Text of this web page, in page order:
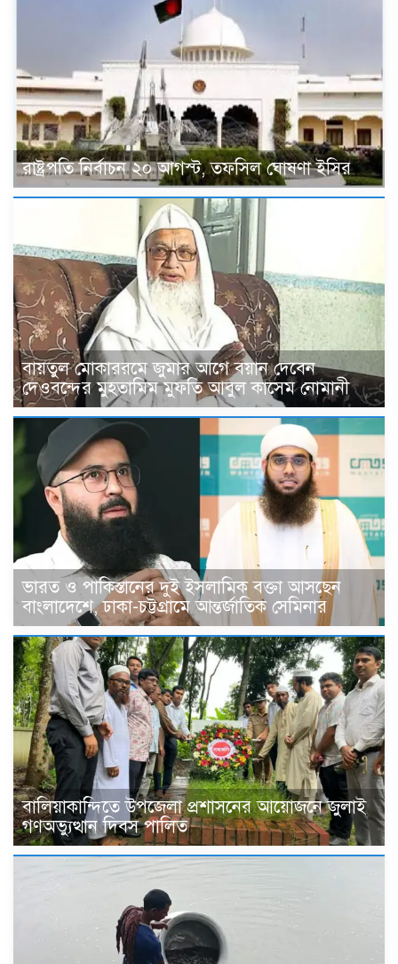
রাষ্ট্রপতি নির্বাচন ২০ আগস্ট, তফসিল ঘোষণা ইসির
বায়তুল মোকাররমে জুমার আগে বয়ান দেবেন
দেওবন্দের মুহতামিম মুফতি আবুল কাসেম নোমানী
ভারত ও পাকিস্তানের দুই ইসলামিক বক্তা আসছেন
বাংলাদেশে, ঢাকা-চট্টগ্রামে আন্তর্জাতিক সেমিনার
বালিয়াকান্দিতে উপজেলা প্রশাসনের আয়োজনে জুলাই
গণঅভ্যুত্থান দিবস পালিত